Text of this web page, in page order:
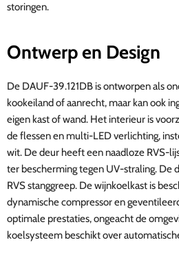
storingen.
Ontwerp en Design
De DAUF-39.121DB is ontworpen als
kookeiland of aanrecht, maar kan ook
eigen kast of wand. Het interieur is
de flessen en multi-LED verlichting,
wit. De deur heeft een naadloze RVS-
ter bescherming tegen UV-straling. De
RVS stanggreep. De wijnkoelkast is
dynamische compressor en
optimale prestaties, ongeacht de
koelsysteem beschikt over